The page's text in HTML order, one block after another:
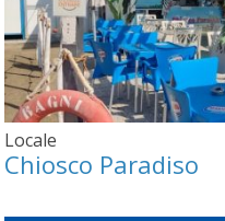
Locale
Chiosco Paradiso